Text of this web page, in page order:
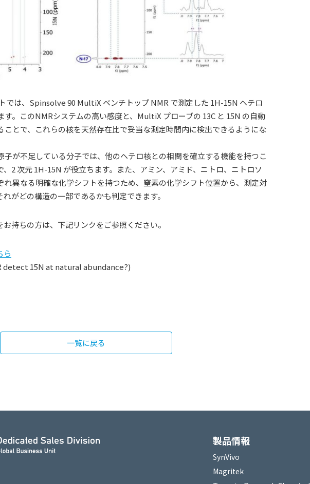
では、Spinsolve 90 MultiX ベンチトップ NMR で測定した 1H-15N ヘテロ
。このNMRシステムの高い感度と、MultiX プローブの 13C と 15N の自動
ことで、これらの核を天然存在比で妥当な測定時間内に検出できるようにな
子が不足している分子では、他のヘテロ核との相関を確立する機能を持つこ
、2 次元 1H-15N が役立ちます。また、アミン、アミド、ニトロ、ニトロソ
れ異なる明確な化学シフトを持つため、窒素の化学シフト位置から、測定対
がどの構造の一部であるかも判定できます。
持ちの方は、下記リンクをご参照ください。
ら
detect 15N at natural abundance?)
一覧に戻る
製品情報
SynVivo
Magritek